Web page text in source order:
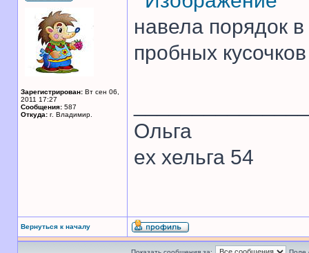
Зарегистрирован: Вт сен 06,
2011 17:27
Сообщения: 587
Откуда: г. Владимир.
навела порядок
пробных
Ольга
ex хельга 54
Вернуться к началу